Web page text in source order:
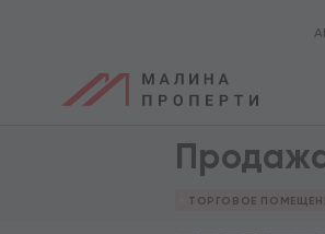
ТОРГОВОЕ